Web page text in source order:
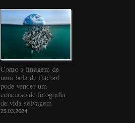
Como a imagem de
uma bola de futebol
pode vencer um
concurso de fotografia
de vida selvagem
25.03.2024